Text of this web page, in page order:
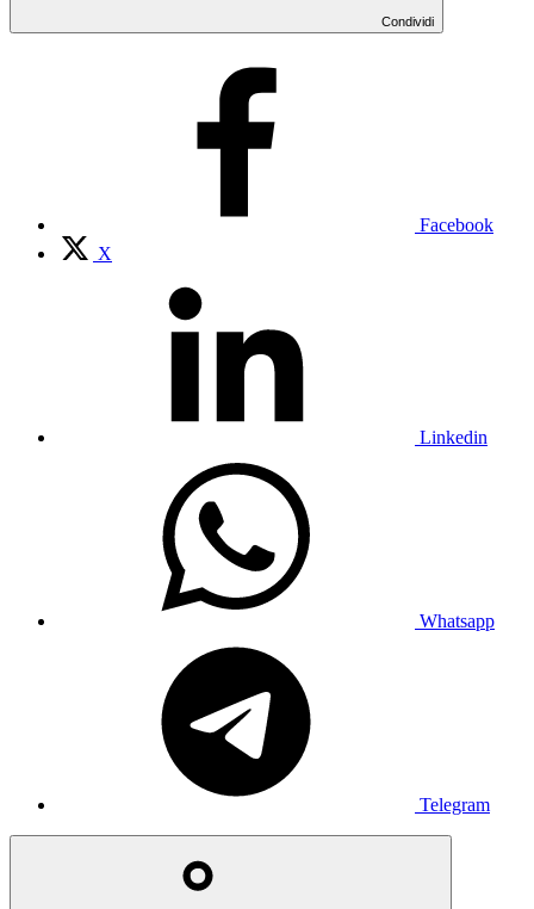
Condividi
Facebook
X
Linkedin
Whatsapp
Telegram